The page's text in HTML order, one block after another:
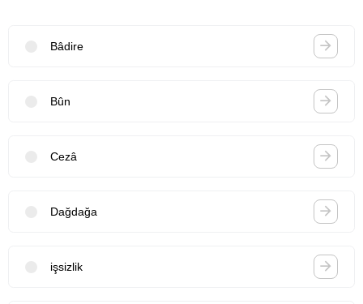
Bâdire
Bûn
Cezâ
Dağdağa
işsizlik